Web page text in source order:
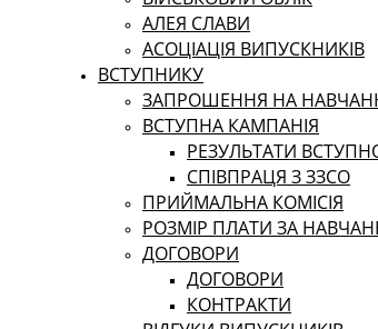
АЛЕЯ СЛАВИ
АСОЦІАЦІЯ ВИПУСКНИКІВ
ВСТУПНИКУ
ЗАПРОШЕННЯ НА
ВСТУПНА КАМПАНІЯ
РЕЗУЛЬТАТИ
СПІВПРАЦЯ З ЗЗСО
ПРИЙМАЛЬНА КОМІСІЯ
РОЗМІР ПЛАТИ ЗА
ДОГОВОРИ
ДОГОВОРИ
КОНТРАКТИ